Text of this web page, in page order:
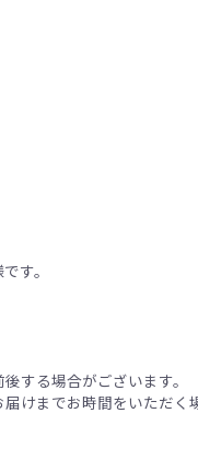
す。
する場合がございます。
けまでお時間をいただく